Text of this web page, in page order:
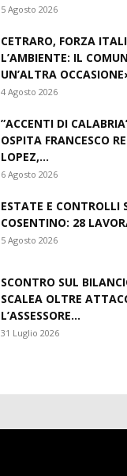
5 Agosto 2026
CETRARO, FORZA
L’AMBIENTE: IL
UN’ALTRA
4 Agosto 2026
​”ACCENTI DI
OSPITA FRANCESCO
LOPEZ,...
6 Agosto 2026
ESTATE E CONTROLLI
COSENTINO: 28
5 Agosto 2026
SCONTRO SUL
SCALEA OLTRE
L’ASSESSORE...
31 Luglio 2026